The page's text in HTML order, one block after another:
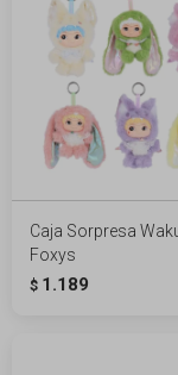
Caja Sorpresa
Foxys
$ 1.189